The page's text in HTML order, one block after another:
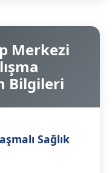
Merkezi
Bilgileri
Sağlık